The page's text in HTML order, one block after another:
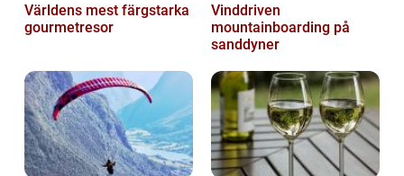
Världens mest färgstarka
gourmetresor
Vinddriven
mountainboarding på
sanddyner